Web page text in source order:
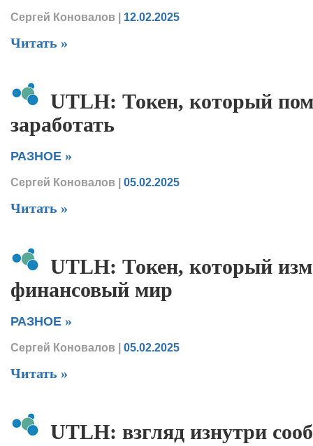
Сергей Коновалов 12.02.2025
Читать »
UTLH: Токен, который
заработать
РАЗНОЕ »
Сергей Коновалов 05.02.2025
Читать »
UTLH: Токен, который
финансовый мир
РАЗНОЕ »
Сергей Коновалов 05.02.2025
Читать »
UTLH: взгляд изнутри